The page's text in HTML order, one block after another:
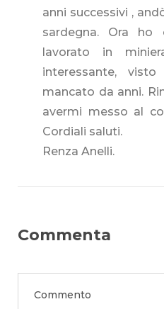
anni successivi ,
sardegna. Ora ho
lavorato in
interessante,
mancato da anni.
avermi messo al
Cordiali saluti.
Renza Anelli.
Commenta